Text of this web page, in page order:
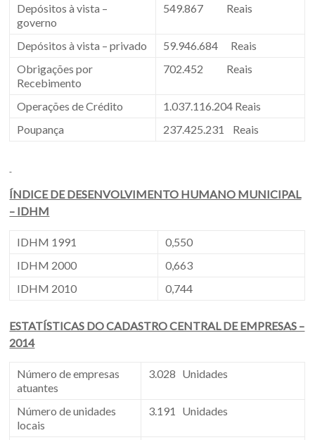
Depósitos à vista –
governo
549.867 Reais
Depósitos à vista – privado
59.946.684 Reais
Obrigações por
Recebimento
702.452 Reais
Operações de Crédito
1.037.116.204 Reais
Poupança
237.425.231 Reais
ÍNDICE DE DESENVOLVIMENTO HUMANO MUNICIPAL
– IDHM
IDHM 1991
0,550
IDHM 2000
0,663
IDHM 2010
0,744
ESTATÍSTICAS DO CADASTRO CENTRAL DE EMPRESAS –
2014
Número de empresas
atuantes
3.028 Unidades
Número de unidades
locais
3.191 Unidades